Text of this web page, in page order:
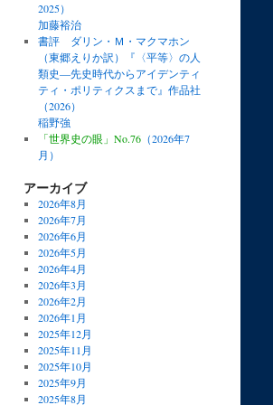
2025）
加藤裕治
書評 ダリン・Ｍ・マクマホン
（東郷えりか訳）『〈平等〉の人
類史―先史時代からアイデンティ
ティ・ポリティクスまで』作品社
（2026）
稲野強
「世界史の眼」No.76（2026年7
月）
アーカイブ
2026年8月
2026年7月
2026年6月
2026年5月
2026年4月
2026年3月
2026年2月
2026年1月
2025年12月
2025年11月
2025年10月
2025年9月
2025年8月